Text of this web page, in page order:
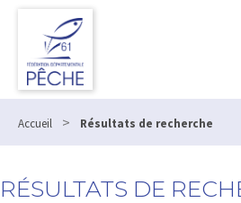
Accueil > Résultats de recherche
RÉSULTATS DE